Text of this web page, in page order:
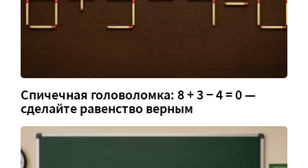
Спичечная головоломка: 8 + 3 − 4 = 0 —
сделайте равенство верным